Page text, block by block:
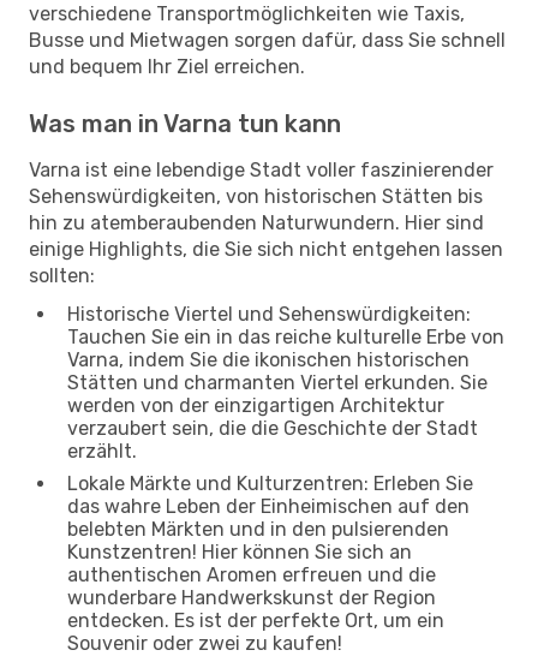
verschiedene Transportmöglichkeiten wie Taxis,
Busse und Mietwagen sorgen dafür, dass Sie schnell
und bequem Ihr Ziel erreichen.
Was man in Varna tun kann
Varna ist eine lebendige Stadt voller faszinierender
Sehenswürdigkeiten, von historischen Stätten bis
hin zu atemberaubenden Naturwundern. Hier sind
einige Highlights, die Sie sich nicht entgehen lassen
sollten:
Historische Viertel und Sehenswürdigkeiten:
Tauchen Sie ein in das reiche kulturelle Erbe von
Varna, indem Sie die ikonischen historischen
Stätten und charmanten Viertel erkunden. Sie
werden von der einzigartigen Architektur
verzaubert sein, die die Geschichte der Stadt
erzählt.
Lokale Märkte und Kulturzentren: Erleben Sie
das wahre Leben der Einheimischen auf den
belebten Märkten und in den pulsierenden
Kunstzentren! Hier können Sie sich an
authentischen Aromen erfreuen und die
wunderbare Handwerkskunst der Region
entdecken. Es ist der perfekte Ort, um ein
Souvenir oder zwei zu kaufen!